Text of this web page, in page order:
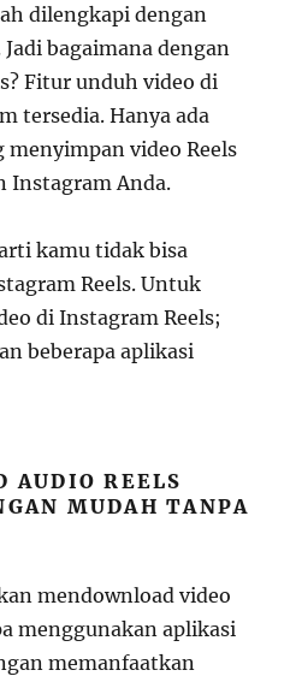
dilengkapi dengan
bagaimana dengan
Fitur unduh video di
tersedia. Hanya ada
menyimpan video Reels
Instagram Anda.
kamu tidak bisa
Reels. Untuk
di Instagram Reels;
beberapa aplikasi
AUDIO REELS
MUDAH TANPA
mendownload video
menggunakan aplikasi
memanfaatkan